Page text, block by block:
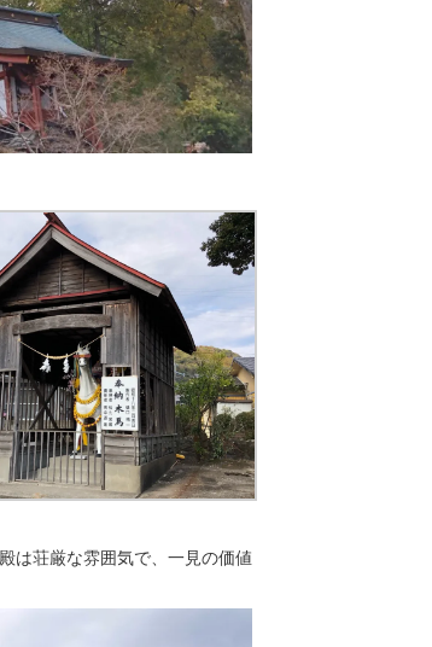
は荘厳な雰囲気で、一見の価値